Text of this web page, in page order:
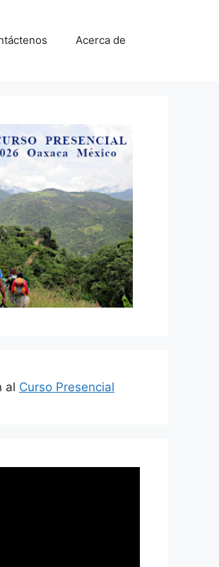
Acerca de
al Curso Presencial